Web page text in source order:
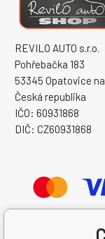
REVILO AUTO s.r.o.
Pohřebačka 183
53345 Opatovice
Česká republika
IČO: 60931868
DIČ: CZ60931868